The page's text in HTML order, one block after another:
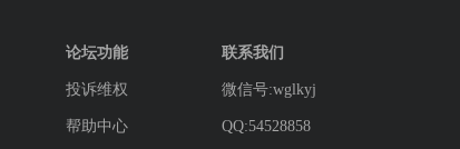
论坛功能
投诉维权
帮助中心
联系我们
微信号:wglkyj
QQ:54528858